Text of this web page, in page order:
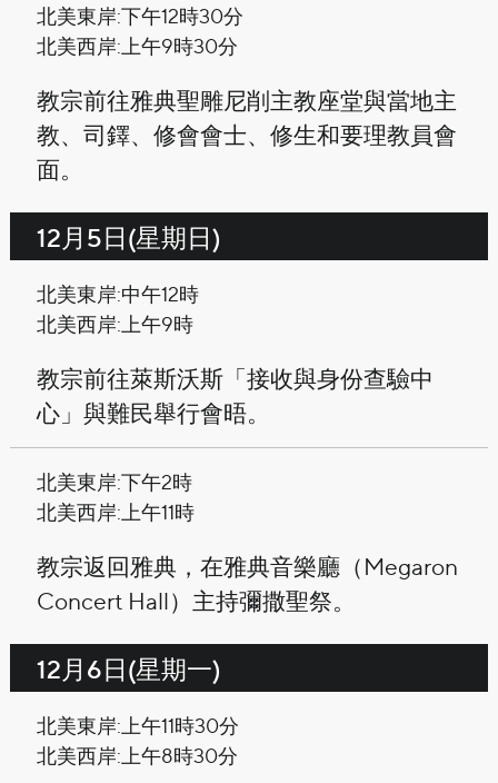
北美東岸:下午12時30分
北美西岸:上午9時30分
教宗前往雅典聖雕尼削主教座堂與當地主
教、司鐸、修會會士、修生和要理教員會
面。
12月5日(星期日)
北美東岸:中午12時
北美西岸:上午9時
教宗前往萊斯沃斯「接收與身份查驗中
心」與難民舉行會晤。
北美東岸:下午2時
北美西岸:上午11時
教宗返回雅典，在雅典音樂廳（Megaron
Concert Hall）主持彌撒聖祭。
12月6日(星期一)
北美東岸:上午11時30分
北美西岸:上午8時30分